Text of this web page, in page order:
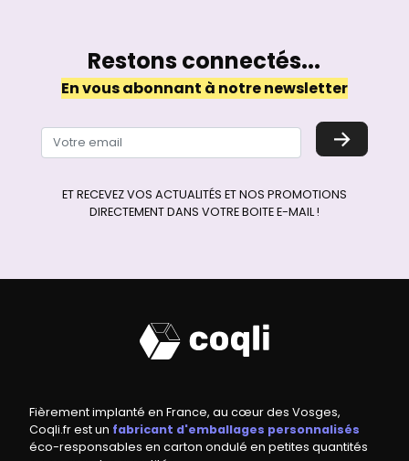
Restons connectés...
En vous abonnant à notre newsletter
→
ET RECEVEZ VOS ACTUALITÉS ET NOS PROMOTIONS
DIRECTEMENT DANS VOTRE BOITE E-MAIL !
Fièrement implanté en France, au cœur des Vosges,
Coqli.fr est un fabricant d'emballages personnalisés
éco-responsables en carton ondulé en petites quantités